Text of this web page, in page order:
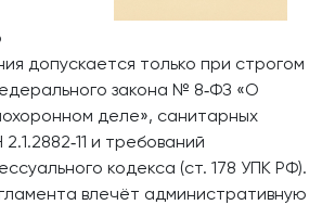
допускается только при строгом
закона № 8‑ФЗ «О
деле», санитарных
и требований
кодекса (ст. 178 УПК РФ).
влечёт административную